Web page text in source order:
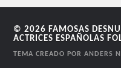
© 2026 FAMOSAS
ACTRICES ESPAÑOLAS
TEMA CREADO PORANDERS